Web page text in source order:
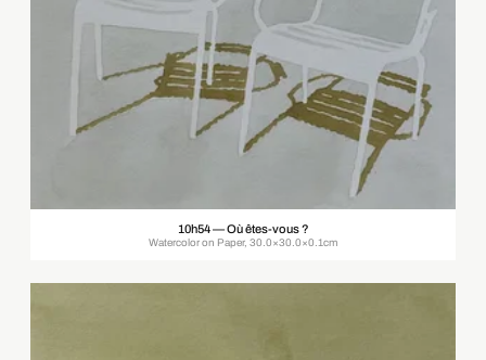
10h54 — Où êtes-vous ?
Watercolor on Paper, 30.0×30.0×0.1cm